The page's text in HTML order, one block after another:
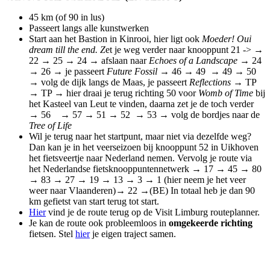
45 km (of 90 in lus)
Passeert langs alle kunstwerken
Start aan het Bastion in Kinrooi, hier ligt ook Moeder! Oui
dream till the end. Zet je weg verder naar knooppunt 21 -> →
22 → 25 → 24 → afslaan naar Echoes of a Landscape → 24
→ 26 → je passeert Future Fossil → 46 → 49 → 49 → 50
→ volg de dijk langs de Maas, je passeert Reflections → TP
→ TP → hier draai je terug richting 50 voor Womb of Time bij
het Kasteel van Leut te vinden, daarna zet je de toch verder
→ 56 → 57 → 51 → 52 → 53 → volg de bordjes naar de
Tree of Life
Wil je terug naar het startpunt, maar niet via dezelfde weg?
Dan kan je in het veerseizoen bij knooppunt 52 in Uikhoven
het fietsveertje naar Nederland nemen. Vervolg je route via
het Nederlandse fietsknooppuntennetwerk → 17 → 45 → 80
→ 83 → 27 → 19 → 13 → 3 → 1 (hier neem je het veer
weer naar Vlaanderen)→ 22 →(BE) In totaal heb je dan 90
km gefietst van start terug tot start.
Hiervind je de route terug op de Visit Limburg routeplanner.
Je kan de route ook probleemloos in omgekeerde richting
fietsen. Stel hierje eigen traject samen.